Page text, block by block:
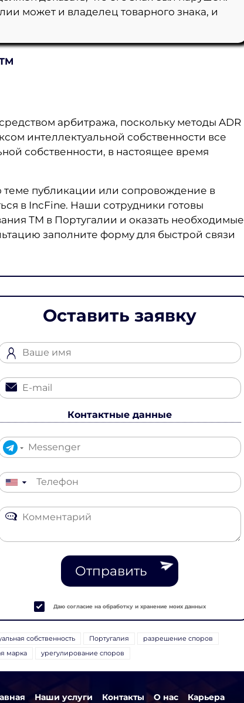
может и владелец товарного знака, и
арбитража, поскольку методы ADR
интеллектуальной собственности все
собственности, в настоящее время
публикации или сопровождение в
в IncFine. Наши сотрудники готовы
ТМ в Португалии и оказать необходимые
заполните форму для быстрой связи
Оставить заявку
Контактные данные
▼
Отправить
Даю согласие на обработку и хранение моих данных
собственность Португалия
разрешение споров
марка урегулирование споров
Наши услуги Контакты О нас Карьера